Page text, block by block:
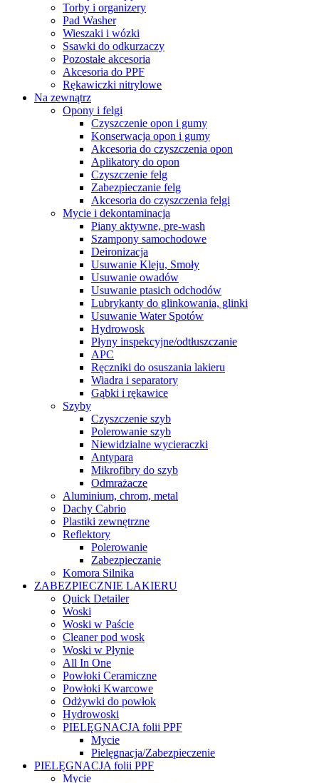
Torby i organizery
Pad Washer
Wieszaki i wózki
Ssawki do odkurzaczy
Pozostałe akcesoria
Akcesoria do PPF
Rękawiczki nitrylowe
Na zewnątrz
Opony i felgi
Czyszczenie opon i gumy
Konserwacja opon i gumy
Akcesoria do czyszczenia opon
Aplikatory do opon
Czyszczenie felg
Zabezpieczanie felg
Akcesoria do czyszczenia felgi
Mycie i dekontaminacja
Piany aktywne, pre-wash
Szampony samochodowe
Deironizacja
Usuwanie Kleju, Smoły
Usuwanie owadów
Usuwanie ptasich odchodów
Lubrykanty do glinkowania, glinki
Usuwanie Water Spotów
Hydrowosk
Płyny inspekcyjne/odtłuszczanie
APC
Ręczniki do osuszania lakieru
Wiadra i separatory
Gąbki i rękawice
Szyby
Czyszczenie szyb
Polerowanie szyb
Niewidzialne wycieraczki
Antypara
Mikrofibry do szyb
Odmrażacze
Aluminium, chrom, metal
Dachy Cabrio
Plastiki zewnętrzne
Reflektory
Polerowanie
Zabezpieczanie
Komora Silnika
ZABEZPIECZNIE LAKIERU
Quick Detailer
Woski
Woski w Paście
Cleaner pod wosk
Woski w Płynie
All In One
Powłoki Ceramiczne
Powłoki Kwarcowe
Odżywki do powłok
Hydrowoski
PIELĘGNACJA folii PPF
Mycie
Pielęgnacja/Zabezpieczenie
PIELĘGNACJA folii PPF
Mycie